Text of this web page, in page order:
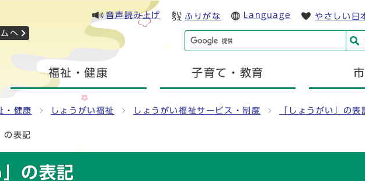
へ
音声読み上げ ふりがな Language やさしい日
福祉・健康 子育て・教育
・健康 しょうがい福祉 しょうがい福祉サービス・制度 「しょうがい」の表
の表記
」の表記